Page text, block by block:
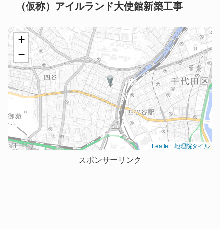
（仮称）アイルランド大使館新築工事
+
−
Leaflet | 地理院タイル
スポンサーリンク